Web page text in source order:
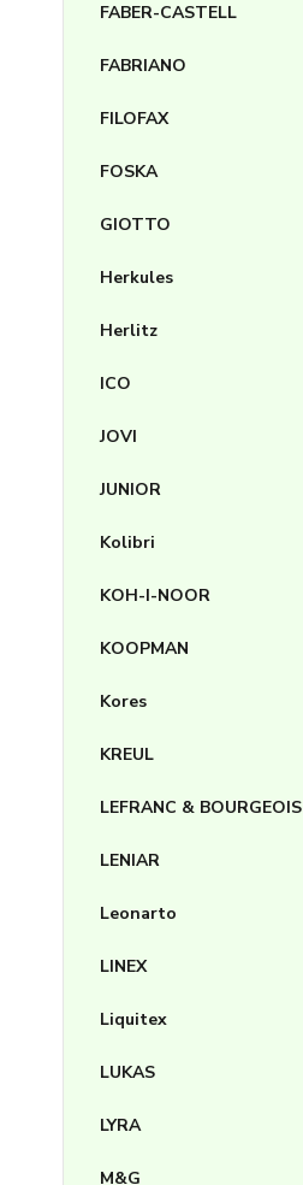
FABER-CASTELL
FABRIANO
FILOFAX
FOSKA
GIOTTO
Herkules
Herlitz
ICO
JOVI
JUNIOR
Kolibri
KOH-I-NOOR
KOOPMAN
Kores
KREUL
LEFRANC & BOURGEOIS
LENIAR
Leonarto
LINEX
Liquitex
LUKAS
LYRA
M&G